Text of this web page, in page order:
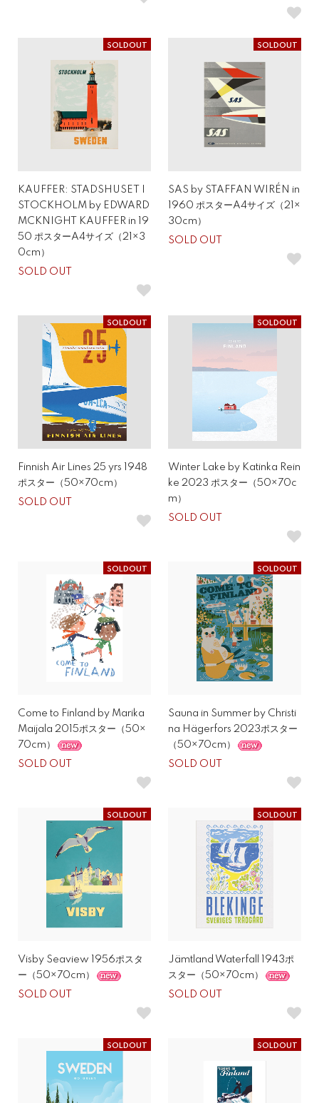
SOLDOUT
KAUFFER: STADSHUSET I
STOCKHOLM by EDWARD
MCKNIGHT KAUFFER in 19
50 ポスターA4サイズ（21×3
0cm）
SOLD OUT
SOLDOUT
SAS by STAFFAN WIRÉN in
1960 ポスターA4サイズ（21×
30cm）
SOLD OUT
SOLDOUT
Finnish Air Lines 25 yrs 1948
ポスター（50×70cm）
SOLD OUT
SOLDOUT
Winter Lake by Katinka Rein
ke 2023 ポスター（50×70c
m）
SOLD OUT
SOLDOUT
Come to Finland by Marika
Maijala 2015ポスター（50×
70cm）
SOLD OUT
SOLDOUT
Sauna in Summer by Christi
na Hägerfors 2023ポスター
（50×70cm）
SOLD OUT
SOLDOUT
Visby Seaview 1956ポスタ
ー（50×70cm）
SOLD OUT
SOLDOUT
Jämtland Waterfall 1943ポ
スター（50×70cm）
SOLD OUT
SOLDOUT SOLDOUT